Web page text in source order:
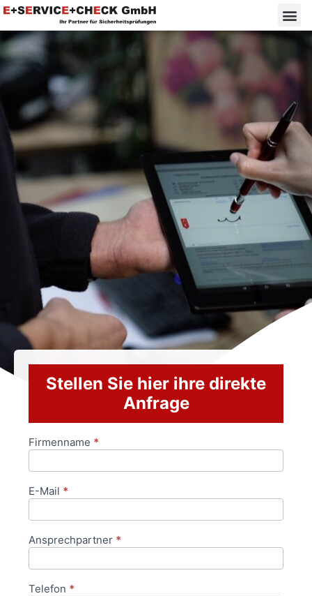
Stellen Sie hier ihre direkte
Anfrage
Anfrageformular
Firmenname *
E-Mail *
Ansprechpartner *
Telefon *